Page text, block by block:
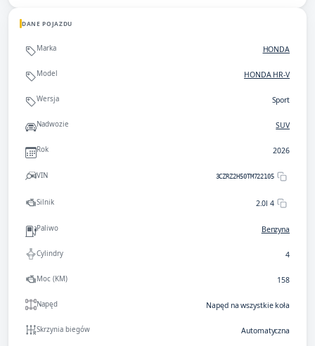
DANE POJAZDU
Marka HONDA
Model HONDA HR-V
Wersja Sport
Nadwozie SUV
Rok 2026
VIN 3CZRZ2H50TM722105
Silnik 2.0l 4
Paliwo Benzyna
Cylindry 4
Moc (KM) 158
Napęd Napęd na wszystkie koła
Skrzynia biegów Automatyczna